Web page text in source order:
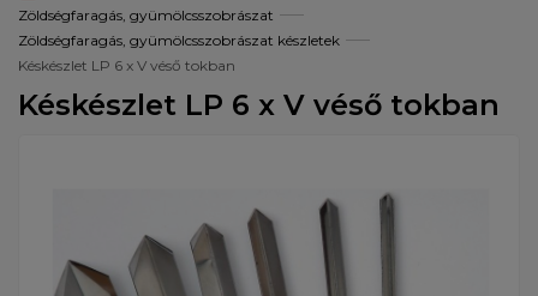
Zöldségfaragás, gyümölcsszobrászat
Zöldségfaragás, gyümölcsszobrászat készletek
Késkészlet LP 6 x V véső tokban
Késkészlet LP 6 x V véső tokban